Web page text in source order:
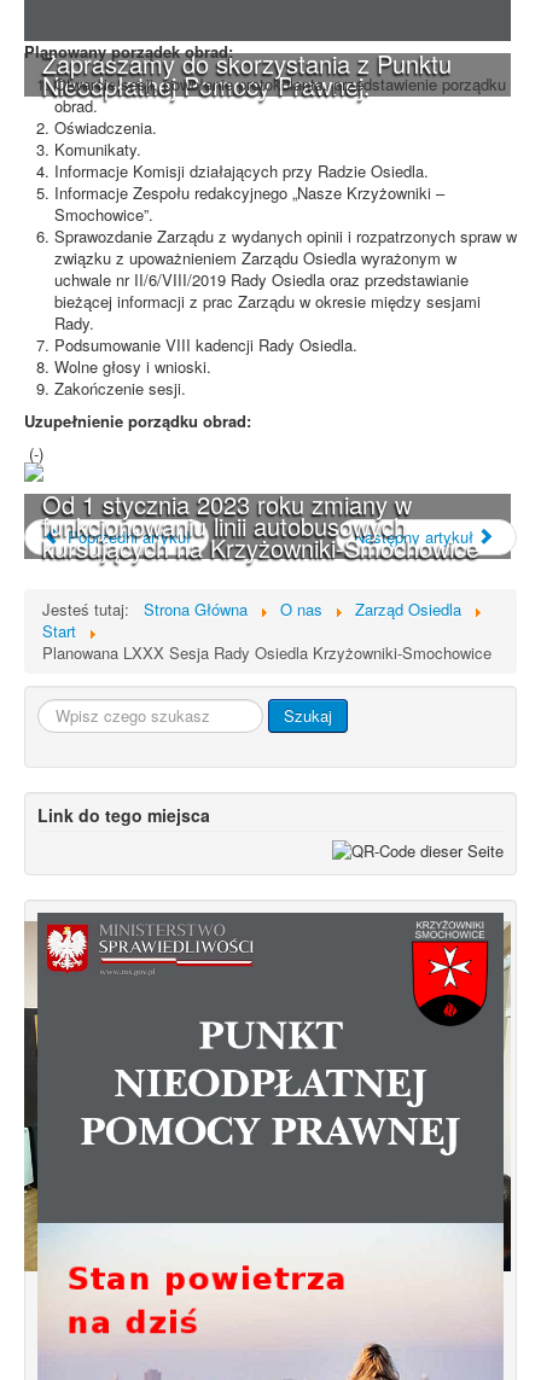
Zapraszamy do skorzystania z Punktu
Nieodpłatnej Pomocy Prawnej.
Od 1 stycznia 2023 roku zmiany w
funkcjonowaniu linii autobusowych
kursujących na Krzyżowniki-Smochowice
Spotkanie informacyjne w sprawie
budowy ulic Łebska, Łagowska,
Kociewska, Żukowska
Planowany porządek obrad:
Otwarcie sesji, powołanie protokolanta, przedstawienie porządku
obrad.
Oświadczenia.
Komunikaty.
Informacje Komisji działających przy Radzie Osiedla.
Informacje Zespołu redakcyjnego „Nasze Krzyżowniki –
Smochowice”.
Sprawozdanie Zarządu z wydanych opinii i rozpatrzonych spraw w
związku z upoważnieniem Zarządu Osiedla wyrażonym w
uchwale nr II/6/VIII/2019 Rady Osiedla oraz przedstawianie
bieżącej informacji z prac Zarządu w okresie między sesjami
Rady.
Podsumowanie VIII kadencji Rady Osiedla.
Wolne głosy i wnioski.
Zakończenie sesji.
Uzupełnienie porządku obrad:
(-)
Poprzedni artykuł Następny artykuł
Jesteś tutaj: Strona Główna O nas
Zarząd Osiedla
Start
Planowana LXXX Sesja Rady Osiedla Krzyżowniki-Smochowice
Szukaj... Szukaj
Link do tego miejsca